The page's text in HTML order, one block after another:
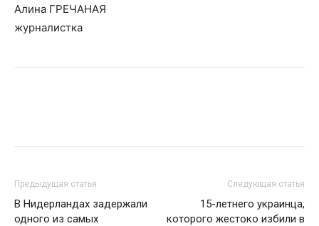
Алина ГРЕЧАНАЯ
журналистка
Предыдущая статья
В Нидерландах задержали
одного из самых
Следующая статья
15-летнего украинца,
которого жестоко избили в